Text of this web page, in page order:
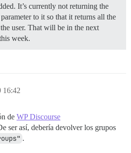
It’s currently not returning the
to it so that it returns all the
user. That will be in the next
week.
16:42
de WP Discourse
ser así, debería devolver los grupos
.